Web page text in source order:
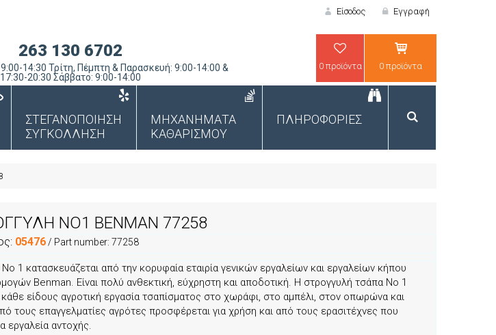
Είσοδος
ΕΙΣΟΔΟΣ
Εγγραφή
263 130 6702
14:30 Τρίτη, Πέμπτη & Παρασκευή: 9:00-14:00 &
17:30-20:30 Σάββατο: 9:00-14:00
0 προϊόντα 0 προϊόντα
ΣΤΕΓΑΝΟΠΟΙΗΣΗ
ΣΥΓΚΟΛΛΗΣΗ
ΜΗΧΑΝΗΜΑΤΑ
ΚΑΘΑΡΙΣΜΟΥ
ΠΛΗΡΟΦΟΡΙΕΣ
NO1 BENMAN 77258
05476 / Part number: 77258
1 κατασκευάζεται από την κορυφαία εταιρία γενικών εργαλείων και εργαλείων κήπου
Benman. Είναι πολύ ανθεκτική, εύχρηστη και αποδοτική. Η στρογγυλή τσάπα Νο 1
κάθε είδους αγροτική εργασία τσαπίσματος στο χωράφι, στο αμπέλι, στον οπωρώνα και
τους επαγγελματίες αγρότες προσφέρεται για χρήση και από τους ερασιτέχνες που
εργαλεία αντοχής.